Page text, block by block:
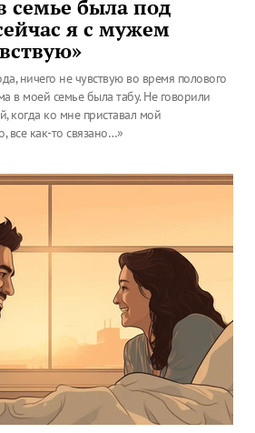
семье была под
я с мужем
ничего не чувствую во время полового
в моей семье была табу. Не говорили
когда ко мне приставал мой
все как-то связано…»